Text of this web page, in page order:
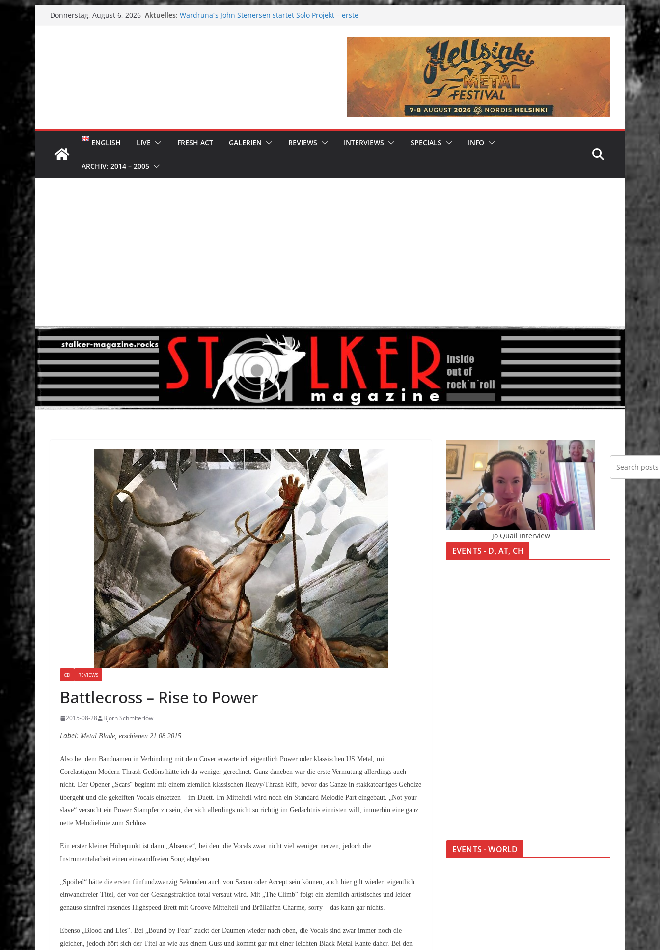
Zum
springen
Donnerstag, August 6, 2026 Aktuelles: Wardruna´s John Stenersen startet Solo Projekt – erste
ENGLISH LIVE FRESH ACT GALERIEN REVIEWS INTERVIEWS SPECIALS INFO
ARCHIV: 2014 – 2005
CD REVIEWS
Battlecross – Rise to Power
2015-08-28 Björn Schmiterlöw
Label: Metal Blade, erschienen 21.08.2015
Also bei dem Bandnamen in Verbindung mit dem Cover erwarte ich eigentlich Power oder klassischen US Metal, mit
Corelastigem Modern Thrash Gedöns hätte ich da weniger gerechnet. Ganz daneben war die erste Vermutung allerdings auch
nicht. Der Opener „Scars“ beginnt mit einem ziemlich klassischen Heavy/Thrash Riff, bevor das Ganze in stakkatoartiges Geholze
übergeht und die gekeiften Vocals einsetzen – im Duett. Im Mittelteil wird noch ein Standard Melodie Part eingebaut. „Not your
slave“ versucht ein Power Stampfer zu sein, der sich allerdings nicht so richtig im Gedächtnis einnisten will, immerhin eine ganz
nette Melodielinie zum Schluss.
Ein erster kleiner Höhepunkt ist dann „Absence“, bei dem die Vocals zwar nicht viel weniger nerven, jedoch die
Instrumentalarbeit einen einwandfreien Song abgeben.
„Spoiled“ hätte die ersten fünfundzwanzig Sekunden auch von Saxon oder Accept sein können, auch hier gilt wieder: eigentlich
einwandfreier Titel, der von der Gesangsfraktion total versaut wird. Mit „The Climb“ folgt ein ziemlich artistisches und leider
genauso sinnfrei rasendes Highspeed Brett mit Groove Mittelteil und Brüllaffen Charme, sorry – das kann gar nichts.
Ebenso „Blood and Lies“. Bei „Bound by Fear“ zuckt der Daumen wieder nach oben, die Vocals sind zwar immer noch die
gleichen, jedoch hört sich der Titel an wie aus einem Guss und kommt gar mit einer leichten Black Metal Kante daher. Bei den
Jo Quail Interview
EVENTS - D, AT, CH
EVENTS - WORLD